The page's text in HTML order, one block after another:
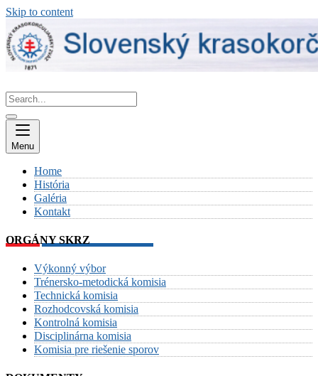
Skip to content
Menu
Home
História
Galéria
Kontakt
ORGÁNY SKRZ
Výkonný výbor
Trénersko-metodická komisia
Technická komisia
Rozhodcovská komisia
Kontrolná komisia
Disciplinárna komisia
Komisia pre riešenie sporov